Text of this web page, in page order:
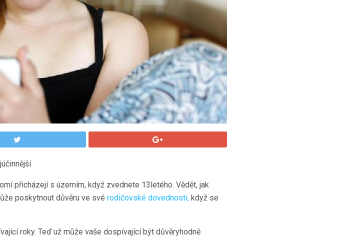
přicházejí s územím, když zvednete 13letého. Vědět, jak
poskytnout důvěru ve své rodičovské dovednosti, když se
roky. Teď už může vaše dospívající být důvěryhodně